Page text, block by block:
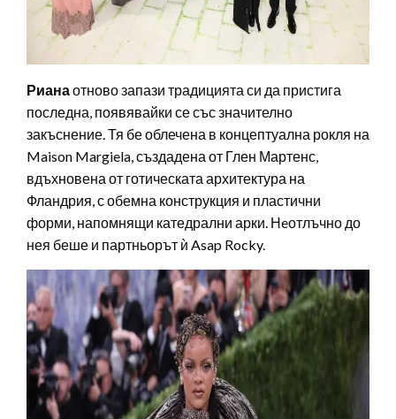
Рианаотново запази традицията си да пристига
последна, появявайки се със значително
закъснение. Тя бе облечена в концептуална рокля на
Maison Margiela, създадена от Глен Мартенс,
вдъхновена от готическата архитектура на
Фландрия, с обемна конструкция и пластични
форми, напомнящи катедрални арки. Нeотлъчно до
нея беше и партньорът ѝ Asap Rocky.